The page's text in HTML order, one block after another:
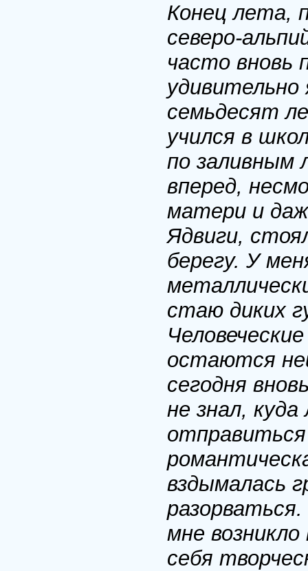
Конец лета,
северо-
часто вновь
семьдесят
учился в
по заливным
вперед,
матери и
Ядвиги,
берегу. У
стаю диких
остаются
сегодня
не знал,
вздымалась
мне
себя